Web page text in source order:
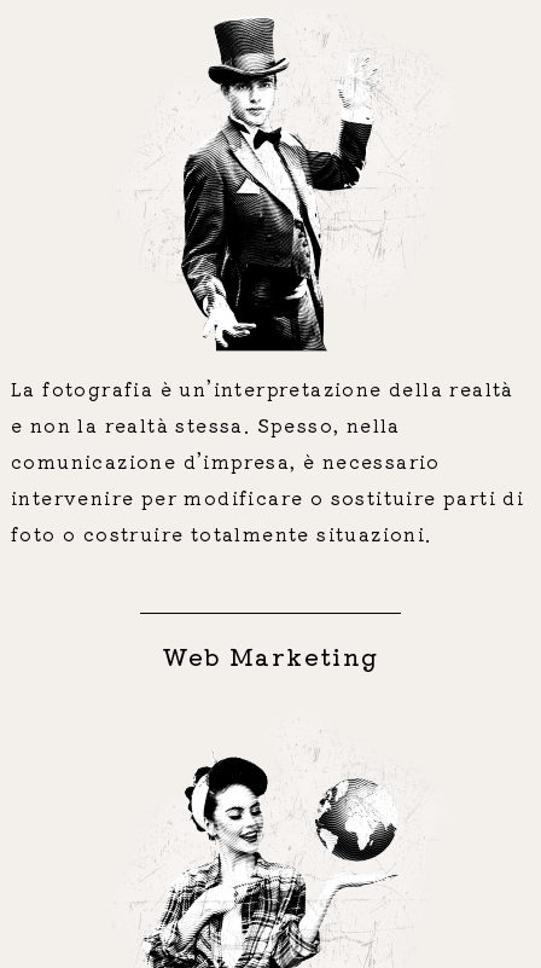
La fotografia è un’interpretazione della realtà
e non la realtà stessa. Spesso, nella
comunicazione d’impresa, è necessario
intervenire per modificare o sostituire parti di
foto o costruire totalmente situazioni.
Web Marketing